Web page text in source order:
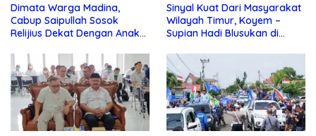
Dimata Warga Madina,
Cabup Saipullah Sosok
Relijius Dekat Dengan Anak
Sinyal Kuat Dari Masyarakat
Wilayah Timur, Koyem –
Supian Hadi Blusukan di